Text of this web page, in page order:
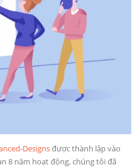
Designsđược thành lập vào
8 năm hoạt động, chúng tôi đã